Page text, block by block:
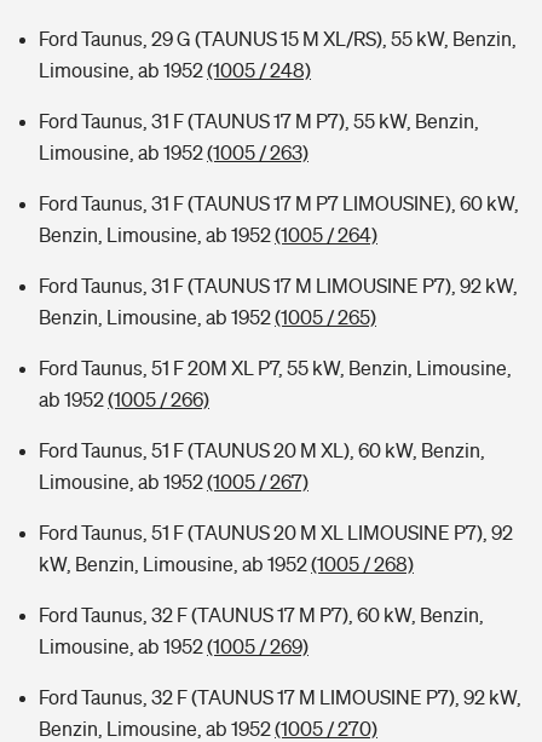
Ford Taunus, 29 G (TAUNUS 15 M XL/RS), 55 kW, Benzin,
Limousine, ab 1952(1005 / 248)
Ford Taunus, 31 F (TAUNUS 17 M P7), 55 kW, Benzin,
Limousine, ab 1952(1005 / 263)
Ford Taunus, 31 F (TAUNUS 17 M P7 LIMOUSINE), 60 kW,
Benzin, Limousine, ab 1952(1005 / 264)
Ford Taunus, 31 F (TAUNUS 17 M LIMOUSINE P7), 92 kW,
Benzin, Limousine, ab 1952(1005 / 265)
Ford Taunus, 51 F 20M XL P7, 55 kW, Benzin, Limousine,
ab 1952(1005 / 266)
Ford Taunus, 51 F (TAUNUS 20 M XL), 60 kW, Benzin,
Limousine, ab 1952(1005 / 267)
Ford Taunus, 51 F (TAUNUS 20 M XL LIMOUSINE P7), 92
kW, Benzin, Limousine, ab 1952(1005 / 268)
Ford Taunus, 32 F (TAUNUS 17 M P7), 60 kW, Benzin,
Limousine, ab 1952(1005 / 269)
Ford Taunus, 32 F (TAUNUS 17 M LIMOUSINE P7), 92 kW,
Benzin, Limousine, ab 1952(1005 / 270)